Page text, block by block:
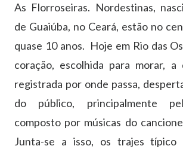
As Florroseiras. Nordestinas,
de Guaiúba, no Ceará, estão no
quase 10 anos. Hoje em Rio das
coração, escolhida para morar, a
registrada por onde passa,
do público, principalmente
composto por músicas do
Junta-se a isso, os trajes